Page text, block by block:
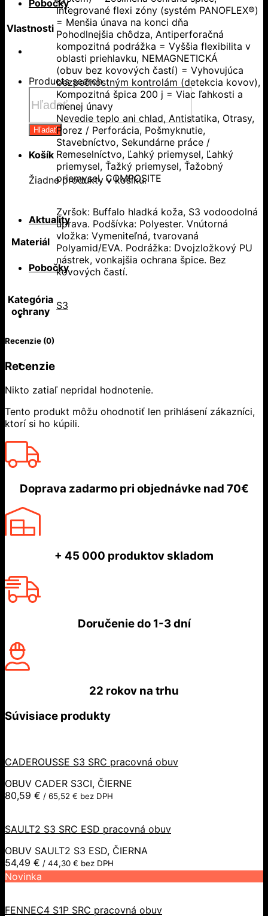
Pobočky
Products search
Hľadať
Košík
Žiadne produkty v košíku.
Aktuality
Pobočky
Vlastnosti
Integrované flexi zóny (systém PANOFLEX®)
= Menšia únava na konci dňa
Pohodlnejšia chôdza, Antiperforačná
kompozitná podrážka = Vyššia flexibilita v
oblasti priehlavku, NEMAGNETICKÁ
(obuv bez kovových častí) = Vyhovujúca
bezpečnostným kontrolám (detekcia kovov),
Kompozitná špica 200 j = Viac ľahkosti a
menej únavy
Nevedie teplo ani chlad, Antistatika, Otrasy,
Porez / Perforácia, Pošmyknutie,
Stavebníctvo, Sekundárne práce /
Remeselníctvo, Ľahký priemysel, Ľahký
priemysel, Ťažký priemysel, Ťažobný
priemysel, COMPOSITE
Materiál
Zvršok: Buffalo hladká koža, S3 vodoodolná
úprava. Podšívka: Polyester. Vnútorná
vložka: Vymeniteľná, tvarovaná
Polyamid/EVA. Podrážka: Dvojzložkový PU
nástrek, vonkajšia ochrana špice. Bez
kovových častí.
Kategória
ochrany
S3
Recenzie (0)
Recenzie
Nikto zatiaľ nepridal hodnotenie.
Tento produkt môžu ohodnotiť len prihlásení zákazníci,
ktorí si ho kúpili.
Doprava zadarmo pri objednávke nad 70€
+ 45 000 produktov skladom
Doručenie do1-3 dní
22 rokov na trhu
Súvisiace produkty
CADEROUSSE S3 SRC pracovná obuv
OBUV CADER S3CI, ČIERNE
80,59 € / 65,52 € bez DPH
SAULT2 S3 SRC ESD pracovná obuv
OBUV SAULT2 S3 ESD, ČIERNA
54,49 € / 44,30 € bez DPH
Novinka
FENNEC4 S1P SRC pracovná obuv